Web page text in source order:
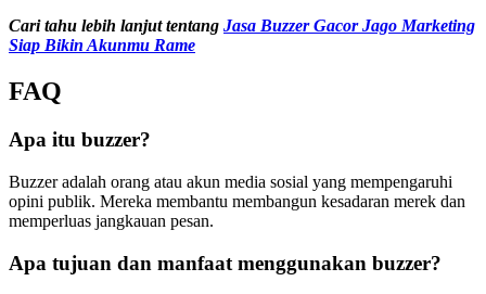
Cari tahu lebih lanjut tentang Jasa Buzzer Gacor Jago Marketing
Siap Bikin Akunmu Rame
FAQ
Apa itu buzzer?
Buzzer adalah orang atau akun media sosial yang mempengaruhi
opini publik. Mereka membantu membangun kesadaran merek dan
memperluas jangkauan pesan.
Apa tujuan dan manfaat menggunakan buzzer?